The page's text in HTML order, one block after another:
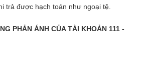
trả được hạch toán như ngoại tệ.
PHẢN ÁNH CỦA TÀI KHOẢN 111 -